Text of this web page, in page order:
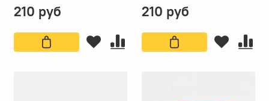
210 руб 210 руб